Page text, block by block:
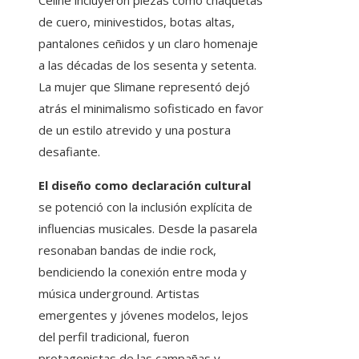
de cuero, minivestidos, botas altas,
pantalones ceñidos y un claro homenaje
a las décadas de los sesenta y setenta.
La mujer que Slimane representó dejó
atrás el minimalismo sofisticado en favor
de un estilo atrevido y una postura
desafiante.
El diseño como declaración cultural
se potenció con la inclusión explícita de
influencias musicales. Desde la pasarela
resonaban bandas de indie rock,
bendiciendo la conexión entre moda y
música underground. Artistas
emergentes y jóvenes modelos, lejos
del perfil tradicional, fueron